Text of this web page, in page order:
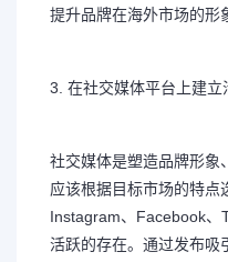
提升品牌在海外市场的形
3. 在社交媒体平台上建立
社交媒体是塑造品牌形象
应该根据目标市场的特点
Instagram、Facebook、
活跃的存在。通过发布吸